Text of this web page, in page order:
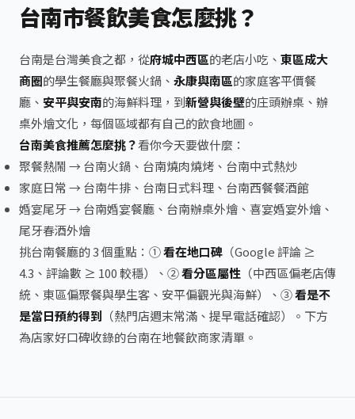
台南市餐飲美食怎麼挑？
台南是台灣美食之都，從府城中西區的老店小吃、 東區成大
商圈的學生餐廳與聚餐火鍋、 永康與南區的家庭客平價餐
廳、 安平與安南的海鮮料理，到新營與後壁的庄頭辦桌、辦
桌外燴文化，每個區域都有自己的飲食地圖。
台南美食推薦怎麼挑？看你今天要做什麼：
聚餐熱鬧 →台南火鍋 、 台南燒肉燒烤 、 台南中式熱炒
家庭日常 →台南牛排 、 台南日式料理 、 台南西餐餐酒館
婚宴尾牙 →台南婚宴餐廳 、 台南辦桌外燴 、 喜宴婚宴外燴 、
尾牙春酒外燴
挑台南餐廳的 3 個重點：①看在地口碑 （Google 評論 ≥
4.3、評論數 ≥ 100 較穩）、②看分區屬性 （中西區偏老店傳
統、東區偏聚餐與學生客、安平偏觀光與海鮮）、③看是不
是當日預約得到 （熱門店週末常滿、提早電話確認）。下方
為店家好口碑收錄的台南在地餐飲商家清單。